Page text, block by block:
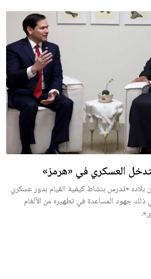
العسكري في «هرمز»
بلاده «تدرس بنشاط كيفية القيام بدور عسكري
ذلك جهود المساعدة في تطهيره من الألغام